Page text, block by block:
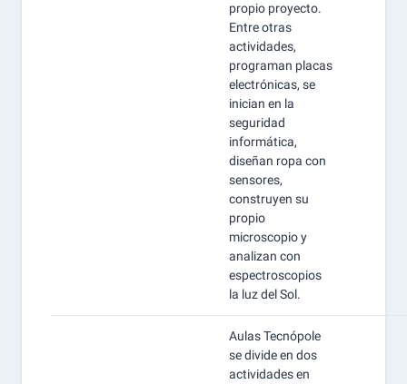
propio proyecto.
Entre otras
actividades,
programan placas
electrónicas, se
inician en la
seguridad
informática,
diseñan ropa con
sensores,
construyen su
propio
microscopio y
analizan con
espectroscopios
la luz del Sol.
Aulas Tecnópole
se divide en dos
actividades en